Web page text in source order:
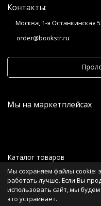
Контакты:
Москва, 1-я Останкинская
order@bookstr.ru
Мы на маркетплейсах
Каталог товаров
Информация
Мы сохраняем файлы cookie:
работать лучше. Если Вы
использовать сайт, мы будем
это устраивает.